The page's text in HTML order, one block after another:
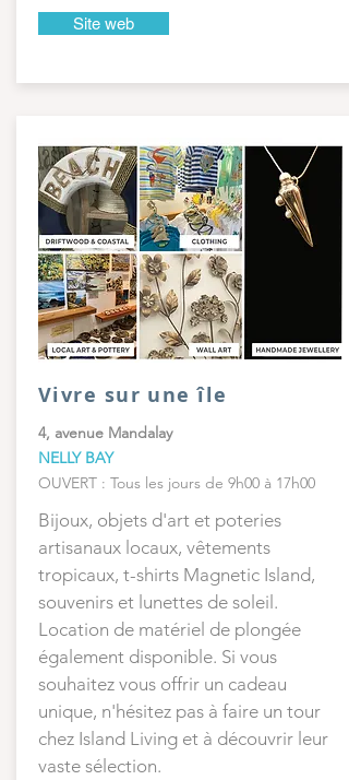
Site web
Vivre sur une île
4, avenue Mandalay
NELLY BAY
OUVERT : Tous les jours de 9h00 à 17h00
Bijoux, objets d'art et poteries
artisanaux locaux, vêtements
tropicaux, t-shirts Magnetic Island,
souvenirs et lunettes de soleil.
Location de matériel de plongée
également disponible. Si vous
souhaitez vous offrir un cadeau
unique, n'hésitez pas à faire un tour
chez Island Living et à découvrir leur
vaste sélection.